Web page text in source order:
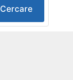
Cercare